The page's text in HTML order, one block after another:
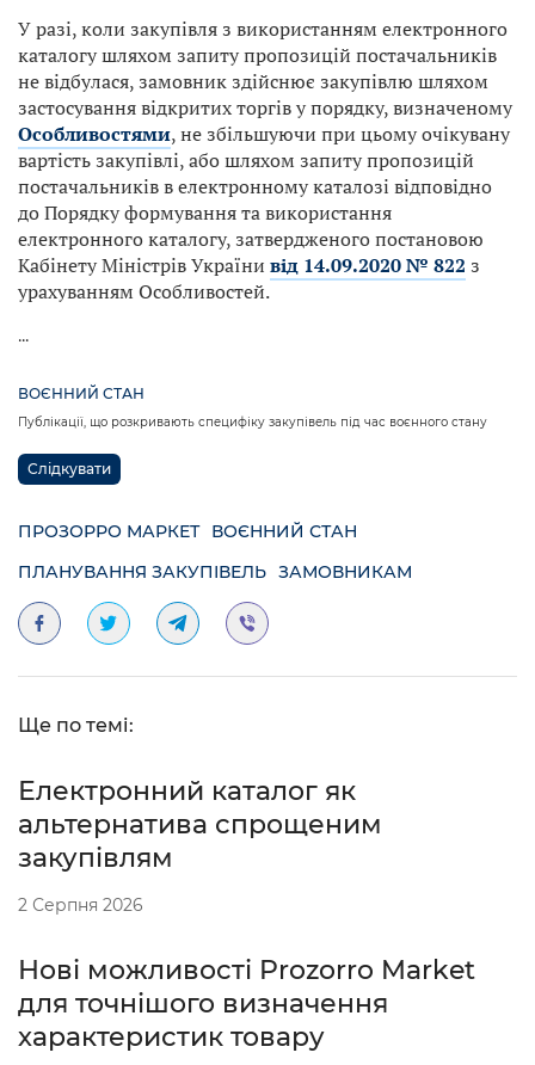
У разі, коли закупівля з використанням електронного
каталогу шляхом запиту пропозицій постачальників
не відбулася, замовник здійснює закупівлю шляхом
застосування відкритих торгів у порядку, визначеному
Особливостями, не збільшуючи при цьому очікувану
вартість закупівлі, або шляхом запиту пропозицій
постачальників в електронному каталозі відповідно
до Порядку формування та використання
електронного каталогу, затвердженого постановою
Кабінету Міністрів України від 14.09.2020 № 822 з
урахуванням Особливостей.
...
ВОЄННИЙ СТАН
Публікації, що розкривають специфіку закупівель під час воєнного стану
Слідкувати
ПРОЗОРРО МАРКЕТ
ВОЄННИЙ СТАН
ПЛАНУВАННЯ ЗАКУПІВЕЛЬ ЗАМОВНИКАМ
Ще по темі:
Електронний каталог як
альтернатива спрощеним
закупівлям
2 Серпня 2026
Нові можливості Prozorro Market
для точнішого визначення
характеристик товару